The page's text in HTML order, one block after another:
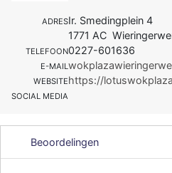
ADRESIr. Smedingplein 4
1771 AC
TELEFOON0227-601636
E-MAIL
WEBSITEhttps://
SOCIAL MEDIA
Beoordelingen